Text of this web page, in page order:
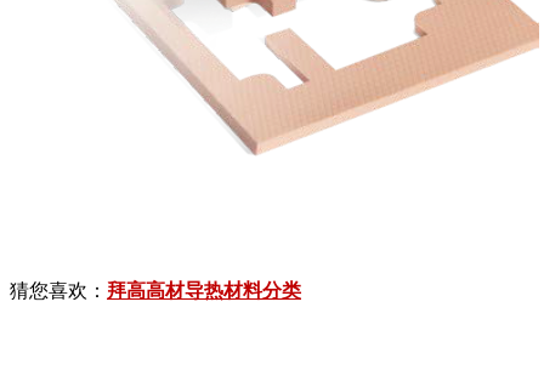
猜您喜欢： 拜高高材导热材料分类